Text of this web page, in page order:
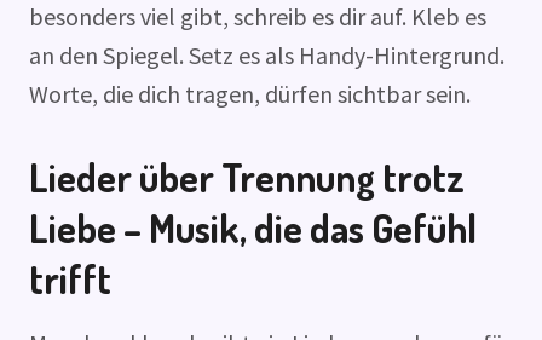
besonders viel gibt, schreib es dir auf. Kleb es
an den Spiegel. Setz es als Handy-Hintergrund.
Worte, die dich tragen, dürfen sichtbar sein.
Lieder über Trennung trotz
Liebe – Musik, die das Gefühl
trifft